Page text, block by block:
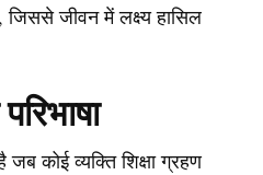
जिससे जीवन में लक्ष्य हासिल
जब कोई व्यक्ति शिक्षा ग्रहण